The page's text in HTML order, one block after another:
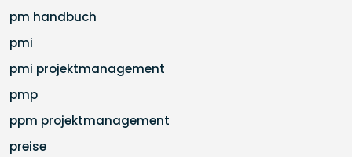
pm handbuch
pmi
pmi projektmanagement
pmp
ppm projektmanagement
preise